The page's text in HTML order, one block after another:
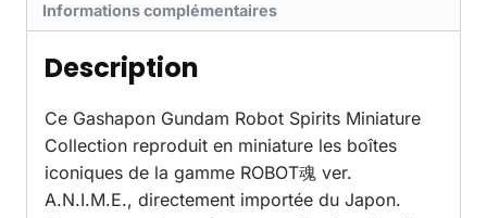
Informations complémentaires
Description
Ce Gashapon Gundam Robot Spirits Miniature
Collection reproduit en miniature les boîtes
iconiques de la gamme ROBOT魂 ver.
A.N.I.M.E., directement importée du Japon.